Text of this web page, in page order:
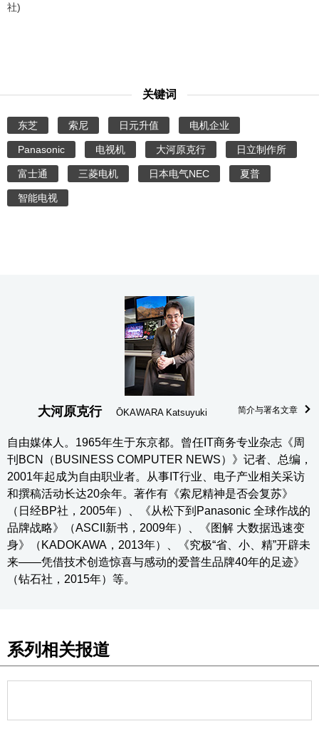
社)
关键词
东芝 索尼 日元升值 电机企业
Panasonic 电视机 大河原克行 日立制作所
富士通 三菱电机 日本电气NEC 夏普
智能电视
大河原克行 ŌKAWARA Katsuyuki 简介与署名文章
自由媒体人。1965年生于东京都。曾任IT商务专业杂志《周
刊BCN（BUSINESS COMPUTER NEWS）》记者、总编，
2001年起成为自由职业者。从事IT行业、电子产业相关采访
和撰稿活动长达20余年。著作有《索尼精神是否会复苏》
（日经BP社，2005年）、《从松下到Panasonic 全球作战的
品牌战略》（ASCII新书，2009年）、《图解 大数据迅速变
身》（KADOKAWA，2013年）、《究极“省、小、精”开辟未
来——凭借技术创造惊喜与感动的爱普生品牌40年的足迹》
（钻石社，2015年）等。
系列相关报道